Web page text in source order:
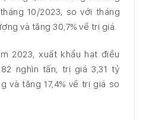
10/2023, so với tháng
và tăng 30,7% về trị giá.
2023, xuất khẩu hạt điều
nghìn tấn, trị giá 3,31 tỷ
và tăng 17,4% về trị giá so